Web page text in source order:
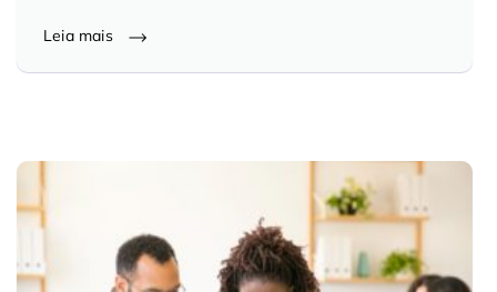
Controle e Organização de Documentos Físicos
Leia mais